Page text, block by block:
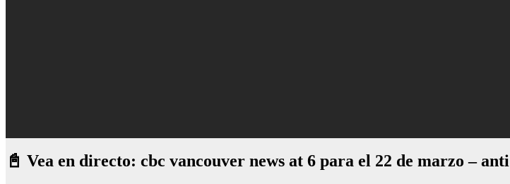
📓 Vea en directo: cbc vancouver news at 6 para el 22 de marzo – anti